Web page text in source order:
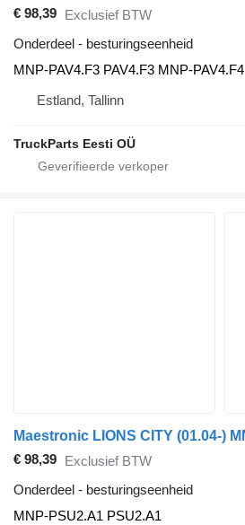
€ 98,39 Exclusief BTW
Onderdeel - besturingseenheid
MNP-PAV4.F3 PAV4.F3 MNP-PAV4.F4
Estland, Tallinn
TruckParts Eesti OÜ
€ 98,39 Exclusief BTW
Onderdeel - besturingseenheid
MNP-PSU2.A1 PSU2.A1